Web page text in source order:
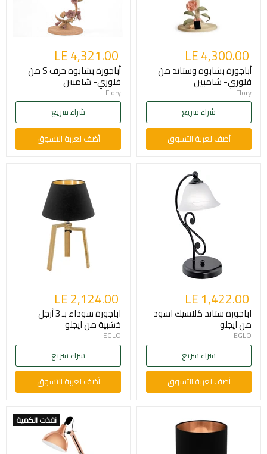
LE 4,300.00
أباجورة بشابوه وستاند من
فلوري- شامبين
Flory
شراء سريع
أضف لعربة التسوق
LE 4,321.00
أباجورة بشابوه حرف S من
فلوري- شامبين
Flory
شراء سريع
أضف لعربة التسوق
LE 1,422.00
اباجورة ستاند كلاسيك اسود
من ايجلو
EGLO
شراء سريع
أضف لعربة التسوق
LE 2,124.00
اباجورة سوداء بـ 3 أرجل
خشبية من ايجلو
EGLO
شراء سريع
أضف لعربة التسوق
نفذت الكمية